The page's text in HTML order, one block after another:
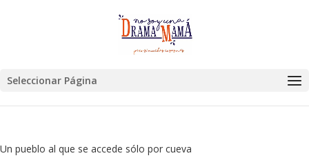
Seleccionar Página
Un pueblo al que se accede sólo por cueva